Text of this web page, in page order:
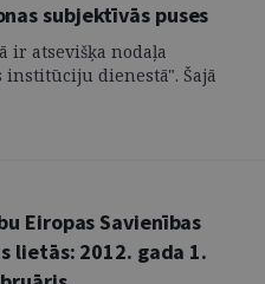
subjektīvās puses
ir atsevišķa nodaļa
dienestā". Šajā
Eiropas Savienības
lietās: 2012. gada 1.